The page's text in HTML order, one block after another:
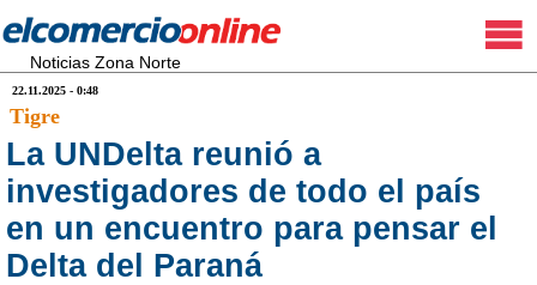
Noticias Zona Norte
22.11.2025 - 0:48
Tigre
La UNDelta reunió a
investigadores de todo el país
en un encuentro para pensar el
Delta del Paraná